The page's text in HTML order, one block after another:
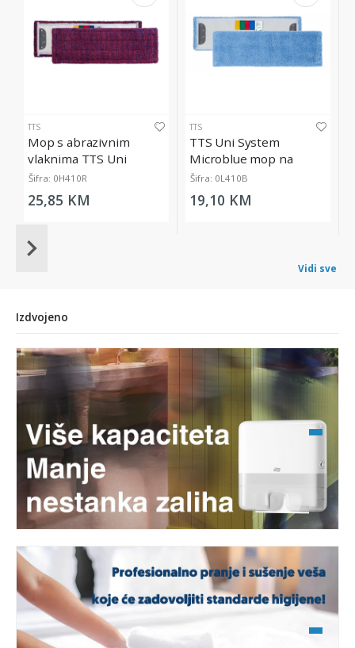
TTS
Mop s abrazivnim
vlaknima TTS Uni
System Ultrasafe, 40 cm
Šifra: 0H410R
25,85 KM
TTS
TTS Uni System
Microblue mop na
kopčanje, 40 cm
Šifra: 0L410B
19,10 KM
Item
Vidi sve
Izdvojeno